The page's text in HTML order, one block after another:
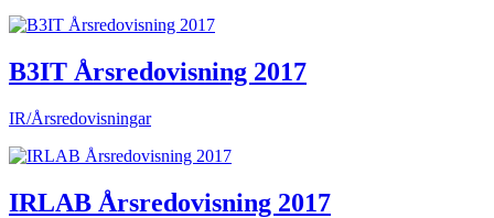
B3IT Årsredovisning 2017
IR/Årsredovisningar
IRLAB Årsredovisning 2017